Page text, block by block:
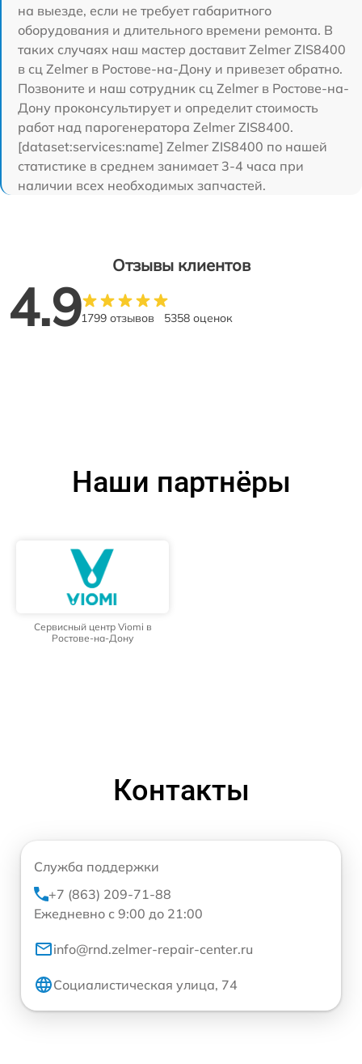
на выезде, если не требует габаритного
оборудования и длительного времени ремонта. В
таких случаях наш мастер доставит Zelmer ZIS8400
в сц Zelmer в Ростове-на-Дону и привезет обратно.
Позвоните и наш сотрудник сц Zelmer в Ростове-на-
Дону проконсультирует и определит стоимость
работ над парогенератора Zelmer ZIS8400.
[dataset:services:name] Zelmer ZIS8400 по нашей
статистике в среднем занимает 3-4 часа при
наличии всех необходимых запчастей.
Отзывы клиентов
4.91799 отзывов 5358 оценок
Наши партнёры
Сервисный центр Viomi в
Ростове-на-Дону
Контакты
Служба поддержки
+7 (863) 209-71-88
Ежедневно с 9:00 до 21:00
info@rnd.zelmer-repair-center.ru
Социалистическая улица, 74